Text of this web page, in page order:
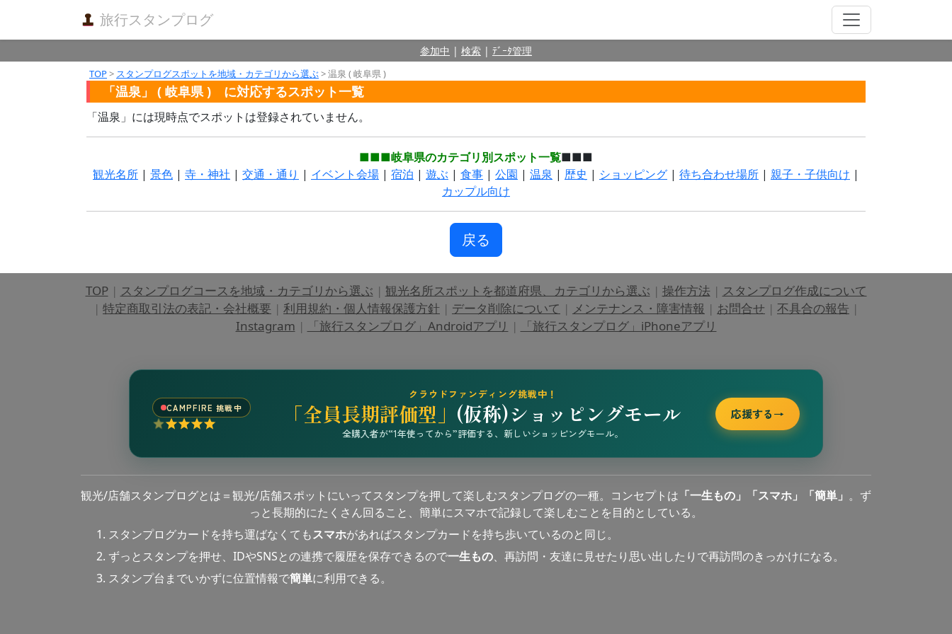
旅行スタンプログ
参加中 | 検索 | ﾃﾞｰﾀ管理
TOP> スタンプログスポットを地域・カテゴリから選ぶ> 温泉 ( 岐阜県 )
「温泉」 ( 岐阜県 ) に対応するスポット一覧
「温泉」には現時点でスポットは登録されていません。
■■■岐阜県のカテゴリ別スポット一覧■■■
観光名所 | 景色 | 寺・神社 | 交通・通り | イベント会場 | 宿泊 | 遊ぶ | 食事 | 公園 | 温泉 | 歴史 | ショッピング | 待ち合わせ場所 | 親子・子供向け |
カップル向け
戻る
TOP| スタンプログコースを地域・カテゴリから選ぶ | 観光名所スポットを都道府県、カテゴリから選ぶ | 操作方法| スタンプログ作成について
| 特定商取引法の表記・会社概要 | 利用規約・個人情報保護方針 | データ削除について | メンテナンス・障害情報 | お問合せ | 不具合の報告 |
Instagram | 「旅行スタンプログ」Androidアプリ | 「旅行スタンプログ」iPhoneアプリ
CAMPFIRE 挑戦中
クラウドファンディング挑戦中！
「全員長期評価型」 (仮称)ショッピングモール
全購入者が“1年使ってから”評価する、新しいショッピングモール。
応援する→
観光/店舗スタンプログとは＝観光/店舗スポットにいってスタンプを押して楽しむスタンプログの一種。コンセプトは 「一生もの」「スマホ」「簡単」 。ず
っと長期的にたくさん回ること、簡単にスマホで記録して楽しむことを目的としている。
スタンプログカードを持ち運ばなくてもスマホがあればスタンプカードを持ち歩いているのと同じ。
ずっとスタンプを押せ、IDやSNSとの連携で履歴を保存できるので一生もの、再訪問・友達に見せたり思い出したりで再訪問のきっかけになる。
スタンプ台までいかずに位置情報で簡単に利用できる。